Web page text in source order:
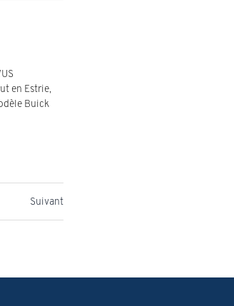
en Estrie,
Buick
Suivant